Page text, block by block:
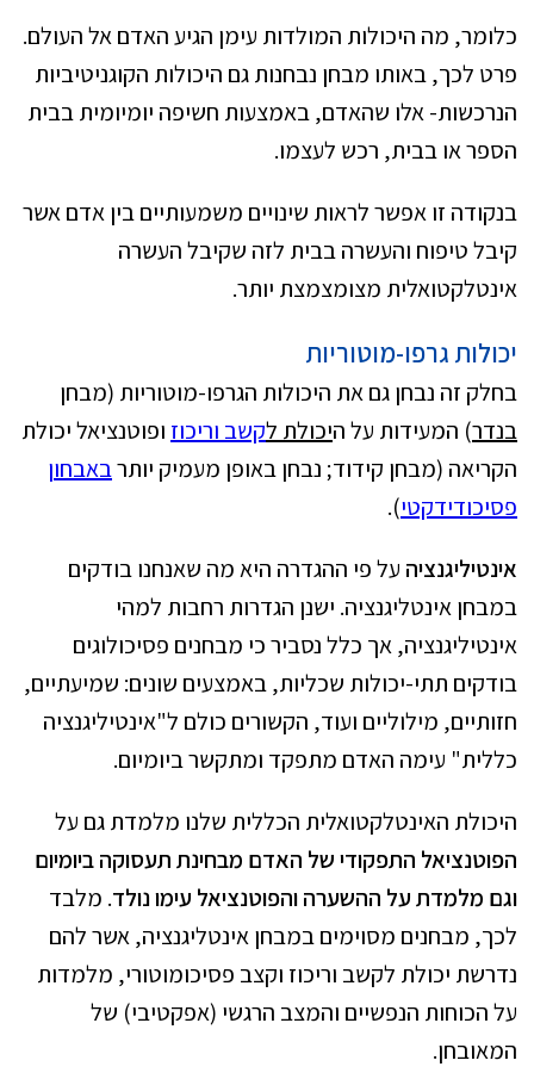
כלומר, מה היכולות המולדות עימן הגיע האדם אל העולם.
פרט לכך, באותו מבחן נבחנות גם היכולות הקוגניטיביות
הנרכשות- אלו שהאדם, באמצעות חשיפה יומיומית בבית
הספר או בבית, רכש לעצמו.
בנקודה זו אפשר לראות שינויים משמעותיים בין אדם אשר
קיבל טיפוח והעשרה בבית לזה שקיבל העשרה
אינטלקטואלית מצומצמצת יותר.
יכולות גרפו-מוטוריות
בחלק זה נבחן גם את היכולות הגרפו-מוטוריות (מבחן
בנדר) המעידות על היכולת לקשב וריכוז ופוטנציאל יכולת
הקריאה (מבחן קידוד; נבחן באופן מעמיק יותרבאבחון
פסיכודידקטי).
אינטיליגנציה על פי ההגדרה היא מה שאנחנו בודקים
במבחן אינטליגנציה. ישנן הגדרות רחבות למהי
אינטיליגנציה, אך כלל נסביר כי מבחנים פסיכולוגים
בודקים תתי-יכולות שכליות, באמצעים שונים: שמיעתיים,
חזותיים, מילוליים ועוד, הקשורים כולם ל"אינטיליגנציה
כללית" עימה האדם מתפקד ומתקשר ביומיום.
היכולת האינטלקטואלית הכללית שלנו מלמדת גם על
הפוטנציאל התפקודי של האדם מבחינת תעסוקה ביומיום
וגם מלמדת על ההשערה והפוטנציאל עימו נולד. מלבד
לכך, מבחנים מסוימים במבחן אינטליגנציה, אשר להם
נדרשת יכולת לקשב וריכוז וקצב פסיכומוטורי, מלמדות
על הכוחות הנפשיים והמצב הרגשי (אפקטיבי) של
המאובחן.